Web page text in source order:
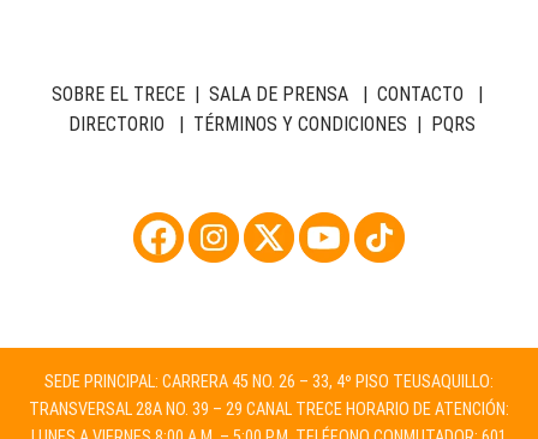
SOBRE EL TRECE| SALA DE PRENSA| CONTACTO |
DIRECTORIO | TÉRMINOS Y CONDICIONES | PQRS
SEDE PRINCIPAL: CARRERA 45 NO. 26 – 33, 4º PISO TEUSAQUILLO:
TRANSVERSAL 28A NO. 39 – 29 CANAL TRECE HORARIO DE ATENCIÓN: